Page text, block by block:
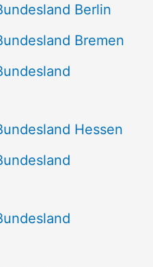
Berlin
Bremen
Hessen